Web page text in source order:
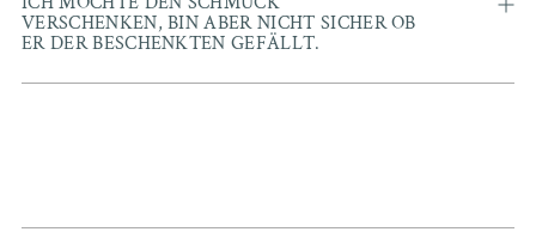
VERSCHENKEN, BIN ABER NICHT SICHER OB
ER DER BESCHENKTEN GEFÄLLT.